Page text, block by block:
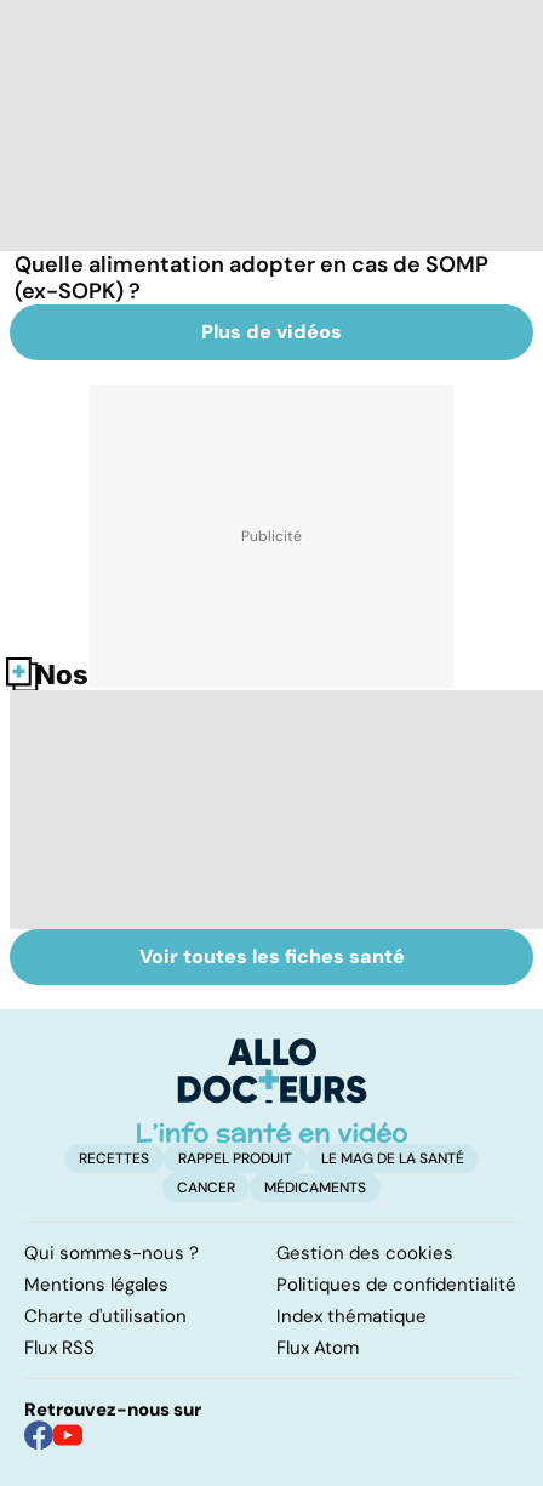
Quelle alimentation adopter en cas de SOMP
(ex-SOPK) ?
Plus de vidéos
Nos fiches santé
Tout savoir sur
les infections
Inflammation des
amygdales : que
d'angine ?
Voir toutes les fiches santé
RECETTES RAPPEL PRODUIT
LE MAG DE LA SANTÉ
CANCER
MÉDICAMENTS
Qui sommes-nous ?
Gestion des cookies
Mentions légales
Politiques de confidentialité
Charte d'utilisation
Index thématique
Flux RSS
Flux Atom
Retrouvez-nous sur